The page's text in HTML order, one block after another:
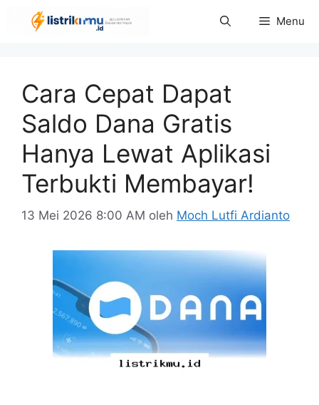
Langsung
Menu
Cara Cepat Dapat
Saldo Dana Gratis
Hanya Lewat Aplikasi
Terbukti Membayar!
13 Mei 2026 8:00 AM oleh Moch Lutfi Ardianto